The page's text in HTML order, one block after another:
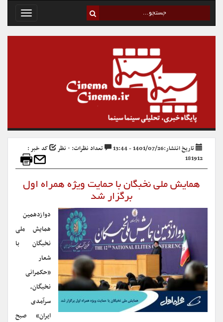
Toggle
تاریخ انتشار:1401/07/26 - 13:44 تعداد نظرات: ۰ نظر
کد خبر :
181912
همایش ملی نخبگان با حمایت ویژه همراه اول
برگزار شد
دوازدهمین
همایش ملی
نخبگان با
شعار
«حکمرانی
نخبگان،
سرآمدی
ایران» صبح